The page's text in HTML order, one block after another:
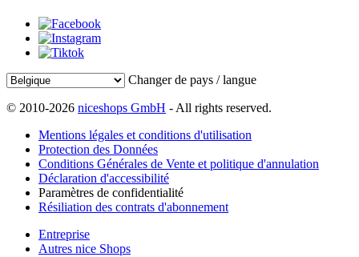
Changer de pays / langue
© 2010-2026 niceshops GmbH - All rights reserved.
Mentions légales et conditions d'utilisation
Protection des Données
Conditions Générales de Vente et politique d'annulation
Déclaration d'accessibilité
Paramètres de confidentialité
Résiliation des contrats d'abonnement
Entreprise
Autres nice Shops